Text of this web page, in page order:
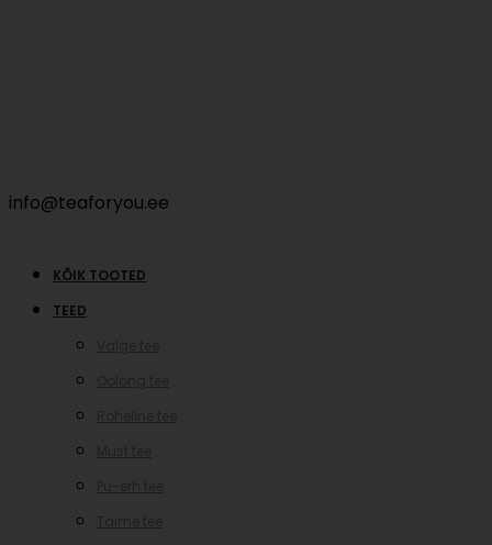
info@teaforyou.ee
KÕIK TOOTED
TEED